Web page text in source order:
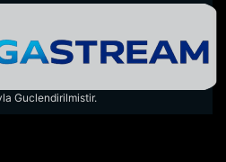
Guclendirilmistir.